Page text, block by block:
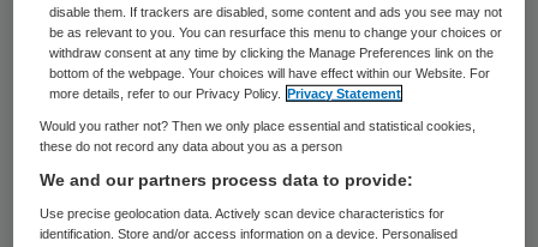
voorzitter van voorzitter van
beroepsvereniging V&VN dat dinsdag 22
januari op Skipr is gepubliceerd.
In het blog stelt Bakker dat
zorgverzekeraars weigeren de
verpleegkundig specialist in de ggzte
disable them. If trackers are disabled, some content and ads you see may not
be as relevant to you. You can resurface this menu to change your choices or
withdraw consent at any time by clicking the Manage Preferences link on the
bottom of the webpage. Your choices will have effect within our Website. For
more details, refer to our Privacy Policy.
Privacy Statement
Would you rather not? Then we only place essential and statistical cookies,
these do not record any data about you as a person
We and our partners process data to provide:
Use precise geolocation data. Actively scan device characteristics for
identification. Store and/or access information on a device. Personalised